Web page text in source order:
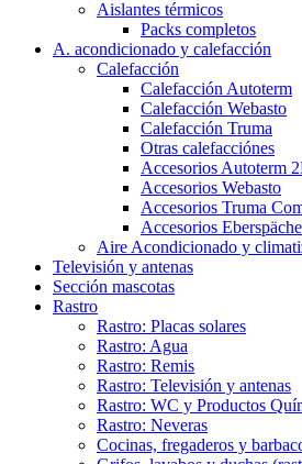
Aislantes térmicos
Packs completos
A. acondicionado y calefacción
Calefacción
Calefacción Autoterm
Calefacción Webasto
Calefacción Truma
Otras calefacciónes
Accesorios Autoterm
Accesorios Webasto
Accesorios Truma
Accesorios
Aire Acondicionado y
Televisión y antenas
Sección mascotas
Rastro
Rastro: Placas solares
Rastro: Agua
Rastro: Remis
Rastro: Televisión y antenas
Rastro: WC y Productos
Rastro: Neveras
Cocinas, fregaderos y